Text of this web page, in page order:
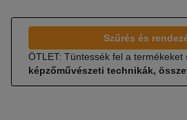
Szűrés és
ÖTLET: Tüntessék fel a termékeket
képzőművészeti technikák,